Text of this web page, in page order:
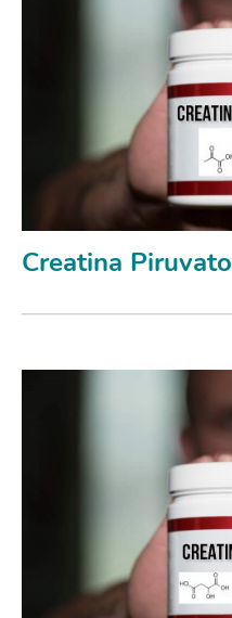
Creatina Piruvato